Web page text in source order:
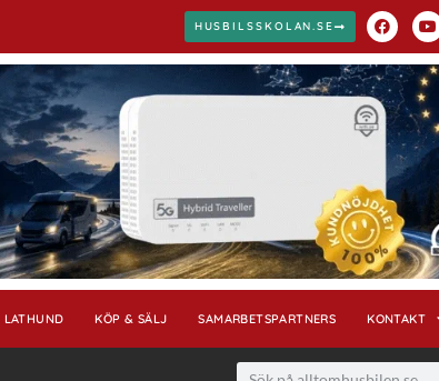
HUSBILSSKOLAN.SE
LATHUND KÖP & SÄLJ SAMARBETSPARTNERS KONTAKT